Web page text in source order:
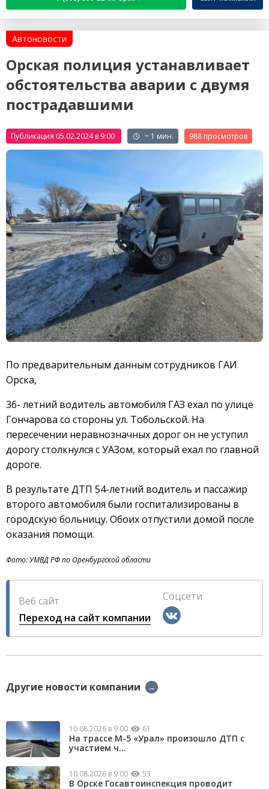
Автоновости
Орская полиция устанавливает
обстоятельства аварии с двумя
пострадавшими
Публикация 05.02.2024 в 9:00 ~ 1 мин. 988
По предварительным данным сотрудников ГАИ
Орска,
36- летний водитель автомобиля ГАЗ ехал по улице
Гончарова со стороны ул. Тобольской. На
пересечении неравнозначных дорог он не уступил
дорогу столкнулся с УАЗом, который ехал по главной
дороге.
В результате ДТП 54-летний водитель и пассажир
второго автомобиля были госпитализированы в
городскую больницу. Обоих отпустили домой после
оказания помощи.
Фото: УМВД РФ по Оренбургской области
Веб сайт
Переход на сайт компании
Соцсети
Другие новости компании →
10.08.2026 в 9:00 61
На трассе М-5 «Урал» произошло ДТП с
участием ч...
10.08.2026 в 9:00 53
В Орске Госавтоинспекция проводит